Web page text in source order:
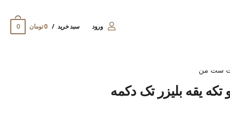
ورود سبد خرید 0 تومان 0
ست من
یقه بلیزر تک دکمه